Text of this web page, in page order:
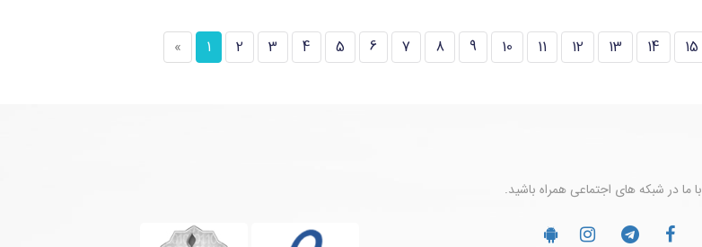
» 1 2 3 4 5 6 7 8 9 10 11 12 13 14 15
با ما در شبکه های اجتماعی همراه باشید.